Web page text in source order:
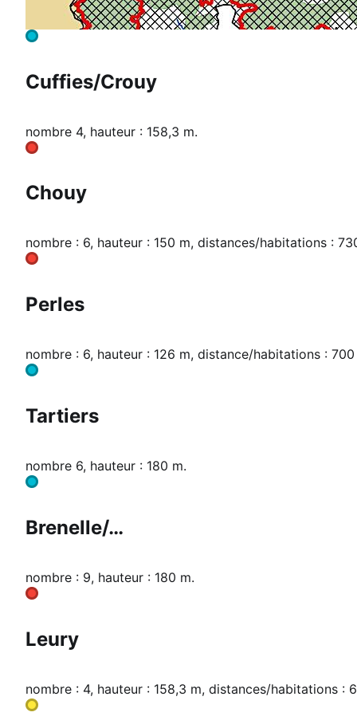
Cuffies/Crouy
nombre 4, hauteur : 158,3 m.
Chouy
nombre : 6, hauteur : 150 m, distances/habitations :
Perles
nombre : 6, hauteur : 126 m, distance/habitations :
Tartiers
nombre 6, hauteur : 180 m.
Brenelle/…
nombre : 9, hauteur : 180 m.
Leury
nombre : 4, hauteur : 158,3 m, distances/habitations :